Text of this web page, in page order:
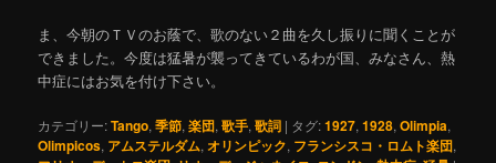
ま、今朝のＴＶのお蔭で、歌のない２曲を久し振りに聞くことが
できました。今度は猛暑が襲ってきているわが国、みなさん、熱
中症にはお気を付け下さい。
カテゴリー:Tango,季節,楽団,歌手,歌詞 | タグ:1927,1928,Olimpia,
Olimpicos, アムステルダム,オリンピック, フランシスコ・ロムト楽団,